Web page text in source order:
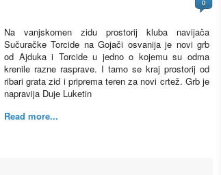
0
Na vanjskomen zidu prostorij kluba navijača
Sučuračke Torcide na Gojači osvanija je novi grb
od Ajduka i Torcide u jedno o kojemu su odma
krenile razne rasprave. I tamo se kraj prostorij od
ribari grata zid i priprema teren za novi crtež. Grb je
napravija Duje Luketin
Read more...